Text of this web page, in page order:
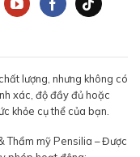
lượng, nhưng không có
xác, độ đầy đủ hoặc
khỏe cụ thể của bạn.
Thẩm mỹ Pensilia – Được